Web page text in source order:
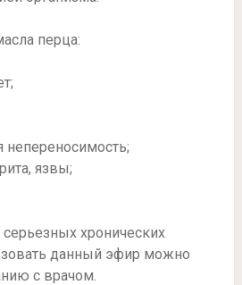
перца:
непереносимость;
язвы;
хронических
данный эфир можно
с врачом.